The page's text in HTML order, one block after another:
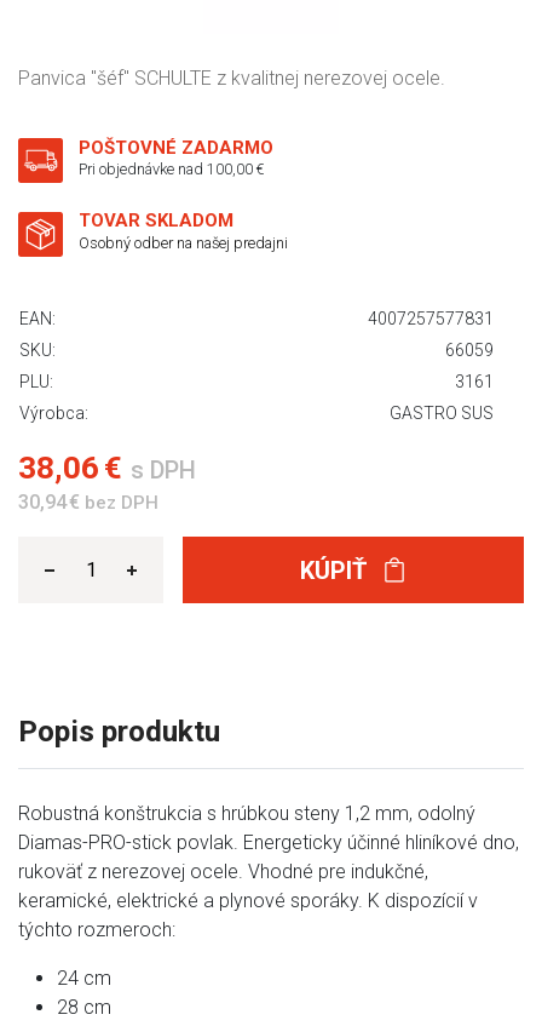
Panvica "šéf" SCHULTE z kvalitnej nerezovej ocele.
POŠTOVNÉ ZADARMO
Pri objednávke nad 100,00 €
TOVAR SKLADOM
Osobný odber na našej predajni
EAN:
4007257577831
SKU:
66059
PLU:
3161
Výrobca:
GASTRO SUS
38,06 € s DPH
30,94 € bez DPH
KÚPIŤ
Popis produktu
Robustná konštrukcia s hrúbkou steny 1,2 mm, odolný
Diamas-PRO-stick povlak. Energeticky účinné hliníkové dno,
rukoväť z nerezovej ocele. Vhodné pre indukčné,
keramické, elektrické a plynové sporáky. K dispozícií v
týchto rozmeroch:
24 cm
28 cm